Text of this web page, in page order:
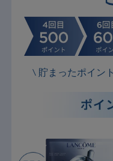
\ 貯まったポイン